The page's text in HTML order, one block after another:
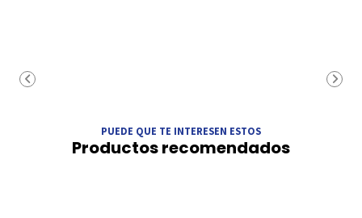
PUEDE QUE TE INTERESEN ESTOS
Productos recomendados